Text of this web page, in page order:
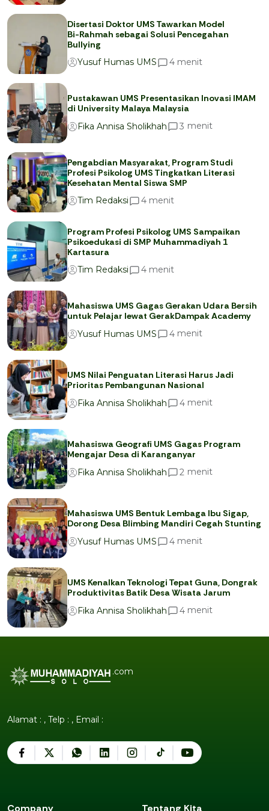
Disertasi Doktor UMS Tawarkan Model
Bi-Rahmah sebagai Solusi Pencegahan
Bullying
Yusuf Humas UMS
4 menit
Pustakawan UMS Presentasikan Inovasi IMAM
di University Malaya Malaysia
Fika Annisa Sholikhah
3 menit
Pengabdian Masyarakat, Program Studi
Profesi Psikolog UMS Tingkatkan Literasi
Kesehatan Mental Siswa SMP
Tim Redaksi
4 menit
Program Profesi Psikolog UMS Sampaikan
Psikoedukasi di SMP Muhammadiyah 1
Kartasura
Tim Redaksi
4 menit
Mahasiswa UMS Gagas Gerakan Udara Bersih
untuk Pelajar lewat GerakDampak Academy
Yusuf Humas UMS
4 menit
UMS Nilai Penguatan Literasi Harus Jadi
Prioritas Pembangunan Nasional
Fika Annisa Sholikhah
4 menit
Mahasiswa Geografi UMS Gagas Program
Mengajar Desa di Karanganyar
Fika Annisa Sholikhah
2 menit
Mahasiswa UMS Bentuk Lembaga Ibu Sigap,
Dorong Desa Blimbing Mandiri Cegah Stunting
Yusuf Humas UMS
4 menit
UMS Kenalkan Teknologi Tepat Guna, Dongrak
Produktivitas Batik Desa Wisata Jarum
Fika Annisa Sholikhah
4 menit
.com
Alamat : , Telp : , Email :